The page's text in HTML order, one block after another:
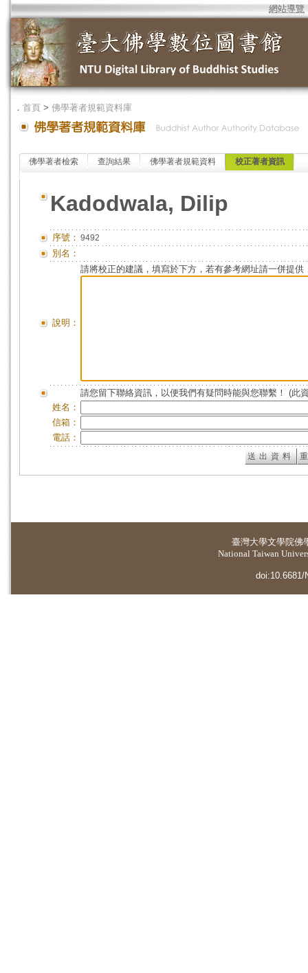
網站導覽
． 首頁 > 佛學著者規範資料庫
佛學著者檢索 查詢結果 佛學著者規範資料 校正著者資訊
Kadodwala, Dilip
序號： 9492
別名：
說明：
請將校正的建議，填寫於下方，若有參考網址請一併提供
請您留下聯絡資訊，以便我們有疑問時能與您聯繫！ (此
姓名：
信箱：
電話：
臺灣大學文學院佛
National Taiwan
doi:10.6681/